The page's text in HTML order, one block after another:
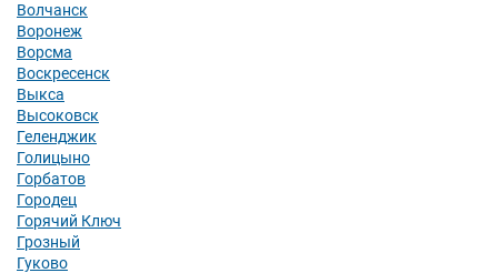
Волчанск
Воронеж
Ворсма
Воскресенск
Выкса
Высоковск
Геленджик
Голицыно
Горбатов
Городец
Горячий Ключ
Грозный
Гуково